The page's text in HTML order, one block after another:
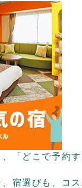
「どこで予約
宿選びも、コ